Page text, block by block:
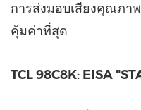
การส่งมอบเสียงคุณภา
คุ้มค่าที่สุด
TCL 98C8K: EISA